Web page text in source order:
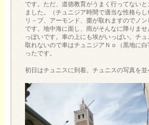
です。ただ、道徳教育がうまく行ってない
ました。（チュニジア時間で適当な性格ら
リ－ブ、アーモンド、棗が取れますのでノ
です。地中海に面し、雨がそんなに降りま
っぽいです。車の上にも埃がいっぱい。チ
取れないので車はチュニジアＮｏ（黒地に
ったです。
初日はチュニスに到着。チュニスの写真を並